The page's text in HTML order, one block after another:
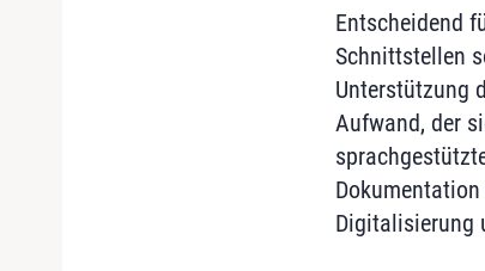
Entscheidend
Schnittstellen
Unterstützung
Aufwand, der
Digitalisierung